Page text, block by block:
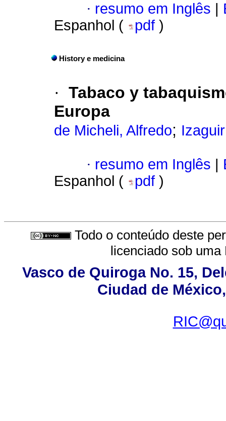
· resumo em Inglês
Espanhol (
pdf )
History e medicina
· Tabaco y
Europa
de Micheli, Alfredo;
· resumo em Inglês
Espanhol (
pdf )
Todo o conteúdo deste
licenciado sob uma
Vasco de Quiroga No. 15,
Ciudad de